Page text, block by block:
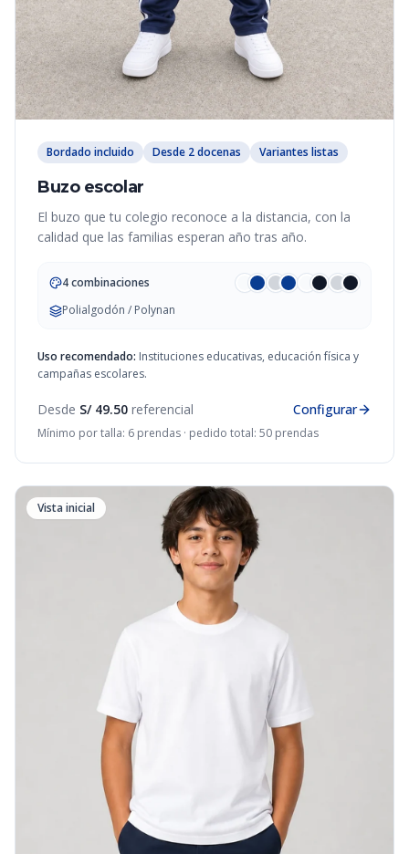
Bordado incluido Desde 2 docenas Variantes listas
Buzo escolar
El buzo que tu colegio reconoce a la distancia, con la
calidad que las familias esperan año tras año.
4 combinaciones
Polialgodón / Polynan
Uso recomendado: Instituciones educativas, educación física y
campañas escolares.
Desde S/ 49.50 referencial Configurar
Mínimo por talla: 6 prendas · pedido total: 50 prendas
Vista inicial